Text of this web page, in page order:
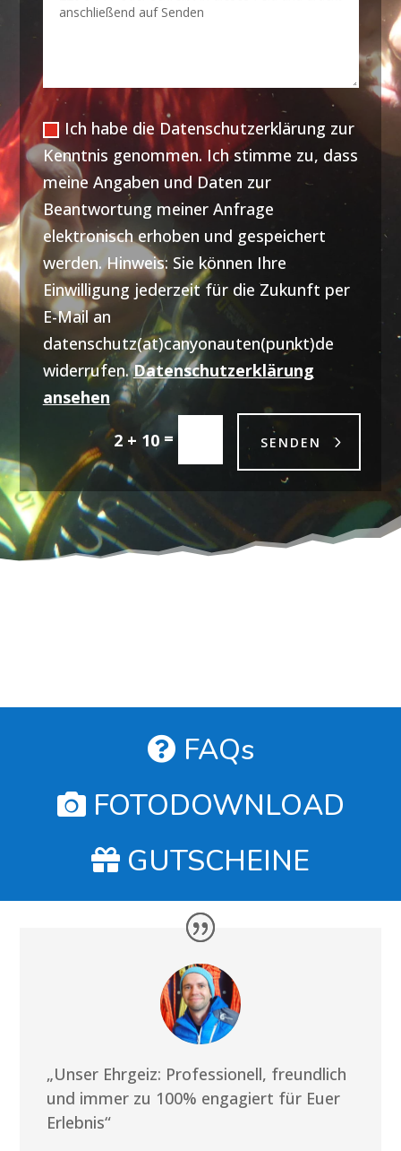
Ich habe die Datenschutzerklärung zur
Kenntnis genommen. Ich stimme zu, dass
meine Angaben und Daten zur
Beantwortung meiner Anfrage
elektronisch erhoben und gespeichert
werden. Hinweis: Sie können Ihre
Einwilligung jederzeit für die Zukunft per
E-Mail an
datenschutz(at)canyonauten(punkt)de
widerrufen.Datenschutzerklärung
ansehen
2 + 10= SENDEN
FAQs
FOTODOWNLOAD
GUTSCHEINE
„Unser Ehrgeiz: Professionell, freundlich
und immer zu 100% engagiert für Euer
Erlebnis“